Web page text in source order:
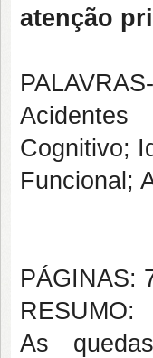
atenção
Acidentes
Cognitivo;
Funcional;
PÁGINAS:
RESUMO:
As